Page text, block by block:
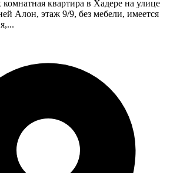
комнатная квартира в Хадере на улице
Алон, этаж 9/9, без мебели, имеется